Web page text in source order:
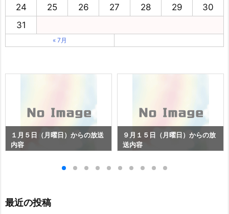
24
25 26 27 28 29
30
31
« 7月
１月５日（月曜日）からの放送
内容
９月１５日（月曜日）からの放
送内容
最近の投稿